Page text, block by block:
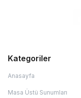
Kategoriler
Anasayfa
Masa Üstü Sunumları